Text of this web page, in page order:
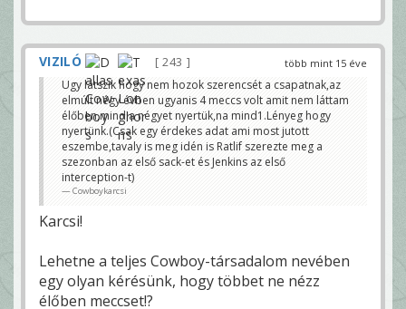
több mint 15 éve
VIZILÓ
243
Ugy látszik hogy nem hozok szerencsét a csapatnak,az
elmúlt négy évben ugyanis 4 meccs volt amit nem láttam
élőben,mind a négyet nyertük,na mind1.Lényeg hogy
nyertünk.(Csak egy érdekes adat ami most jutott
eszembe,tavaly is meg idén is Ratlif szerezte meg a
szezonban az első sack-et és Jenkins az első
interception-t)
Cowboykarcsi
Karcsi!
Lehetne a teljes Cowboy-társadalom nevében
egy olyan kérésünk, hogy többet ne nézz
élőben meccset!?